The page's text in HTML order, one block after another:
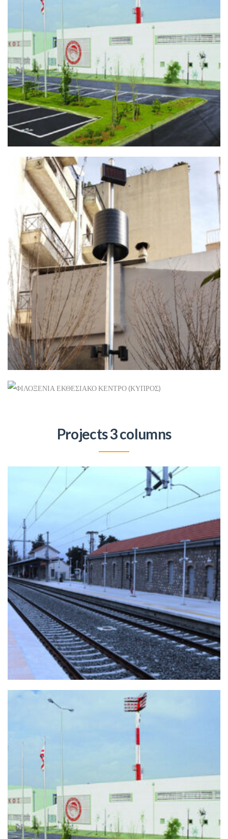
ΡΈΝΤΗΣ ΠΡΟΠΟΝΗΤΙΚΌ ΚΈΝΤΡΟ
Ιστός Σημαίας, Ιστος Φωτισμού
ΠΆΡΚΟ ΤΣΈΠΗΣ ΚΟΛΩΝΌΣ
+
ΦΙΛΟΞΕΝΙΑ ΕΚΘΕΣΙΑΚΟ ΚΕΝΤΡΟ (ΚΥΠΡΟΣ)
Projects 3 columns
+
ΣΤΑΘΜΌΣ ΤΡΑΊΝΟΥ ΤΙΘΟΡΈΑ
Ιστος Φωτισμού
ΡΈΝΤΗΣ ΠΡΟΠΟΝΗΤΙΚΌ ΚΈΝΤΡΟ